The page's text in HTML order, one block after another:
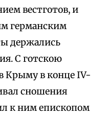
вестготов, и
германским
держались
С готскою
Крыму в конце IV-
сношения
к ним епископом